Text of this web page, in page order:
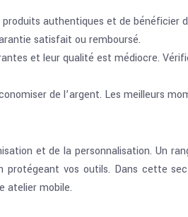
authentiques et de bénéficier
satisfait ou remboursé.
et leur qualité est médiocre.
de l’argent. Les meilleurs
et de la personnalisation. Un
vos outils. Dans cette
atelier mobile.